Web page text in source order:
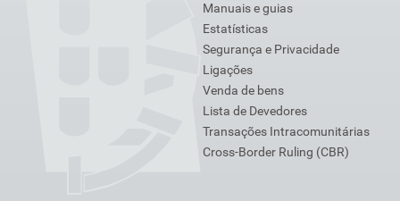
Manuais e guias
Estatísticas
Segurança e Privacidade
Ligações
Venda de bens
Lista de Devedores
Transações Intracomunitárias
Cross-Border Ruling (CBR)